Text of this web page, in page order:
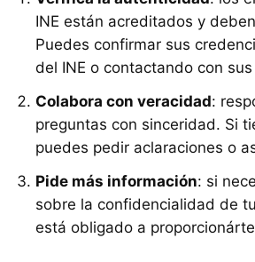
INE están acreditados y
Puedes confirmar sus
del INE o contactando con
Colabora con veracidad:
preguntas con sinceridad. Si
puedes pedir aclaraciones o
Pide más información: si
sobre la confidencialidad de
está obligado a